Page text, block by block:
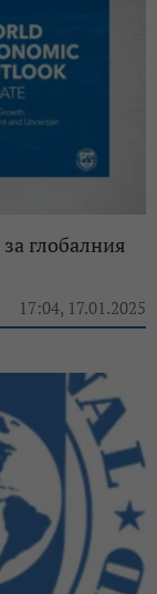
глобалния
17:04, 17.01.2025